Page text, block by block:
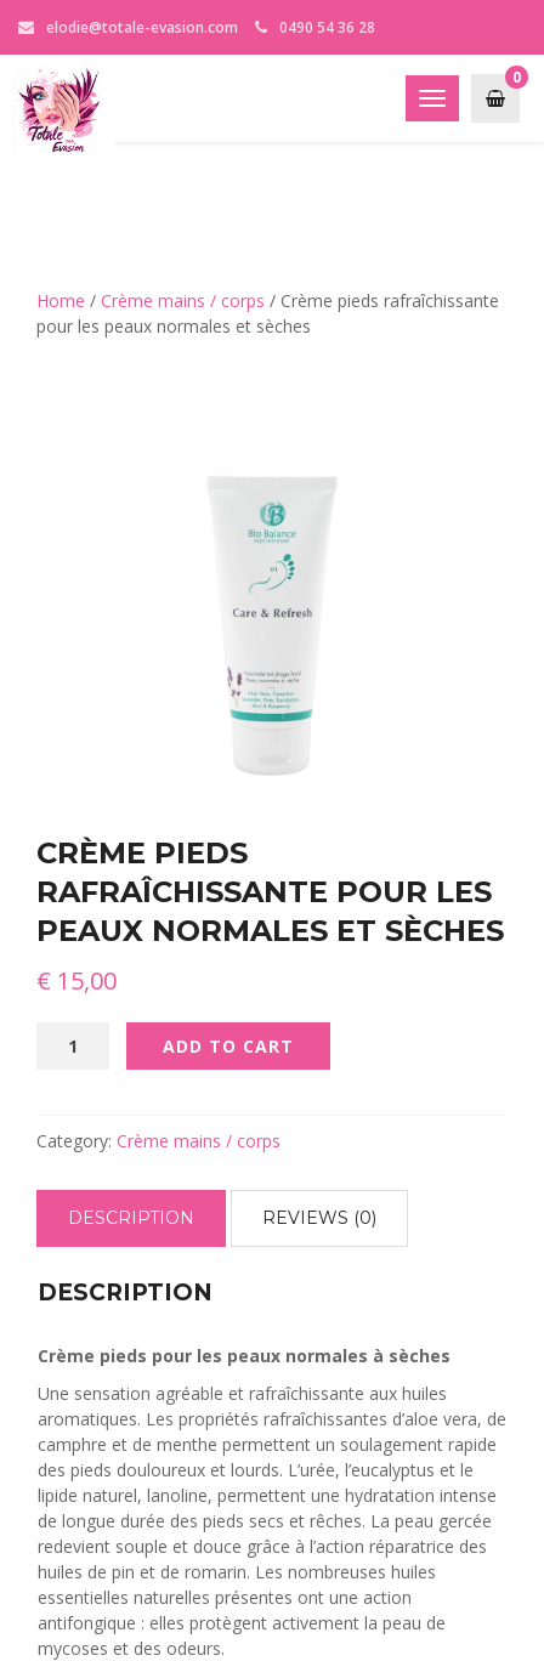
elodie@totale-evasion.com 0490 54 36 28
Toggle
navigation
0
Home / Crème mains / corps / Crème pieds rafraîchissante
pour les peaux normales et sèches
CRÈME PIEDS
RAFRAÎCHISSANTE POUR LES
PEAUX NORMALES ET SÈCHES
€ 15,00
pieds
les
normales
ADD TO CART
Category: Crème mains / corps
DESCRIPTION REVIEWS (0)
DESCRIPTION
Crème pieds pour les peaux normales à sèches
Une sensation agréable et rafraîchissante aux huiles
aromatiques. Les propriétés rafraîchissantes d’aloe vera, de
camphre et de menthe permettent un soulagement rapide
des pieds douloureux et lourds. L’urée, l’eucalyptus et le
lipide naturel, lanoline, permettent une hydratation intense
de longue durée des pieds secs et rêches. La peau gercée
redevient souple et douce grâce à l’action réparatrice des
huiles de pin et de romarin. Les nombreuses huiles
essentielles naturelles présentes ont une action
antifongique : elles protègent activement la peau de
mycoses et des odeurs.